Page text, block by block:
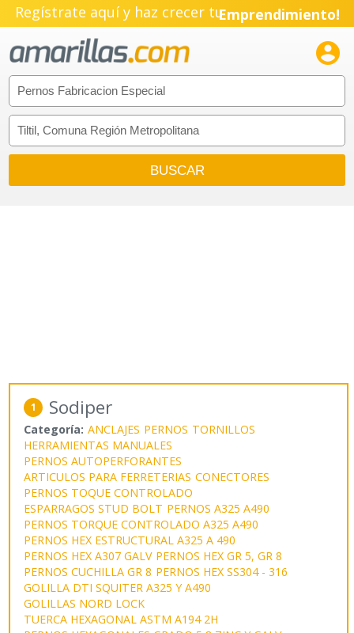
Regístrate aquí y haz crecer tuEmprendimiento!

1 Sodiper
Categoría: ANCLAJES PERNOS TORNILLOS
HERRAMIENTAS MANUALES
PERNOS AUTOPERFORANTES
ARTICULOS PARA FERRETERIAS CONECTORES
PERNOS TOQUE CONTROLADO
ESPARRAGOS STUD BOLT PERNOS A325 A490
PERNOS TORQUE CONTROLADO A325 A490
PERNOS HEX ESTRUCTURAL A325 A 490
PERNOS HEX A307 GALV PERNOS HEX GR 5, GR 8
PERNOS CUCHILLA GR 8 PERNOS HEX SS304 - 316
GOLILLA DTI SQUITER A325 Y A490
GOLILLAS NORD LOCK
TUERCA HEXAGONAL ASTM A194 2H